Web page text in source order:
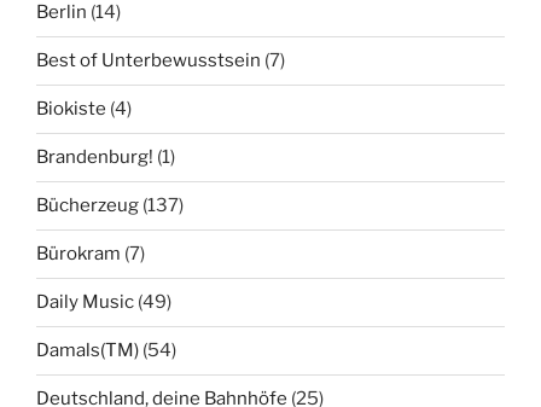
Berlin (14)
Best of Unterbewusstsein (7)
Biokiste (4)
Brandenburg! (1)
Bücherzeug (137)
Bürokram (7)
Daily Music (49)
Damals(TM) (54)
Deutschland, deine Bahnhöfe (25)